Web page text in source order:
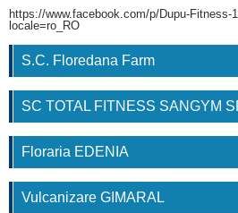
https://www.facebook.com/p/Dupu-Fitness-
locale=ro_RO
S.C. Floredana Farm
SC TOTAL FITNESS SANGYM
Floraria EDENIA
Vulcanizare GIMARAL